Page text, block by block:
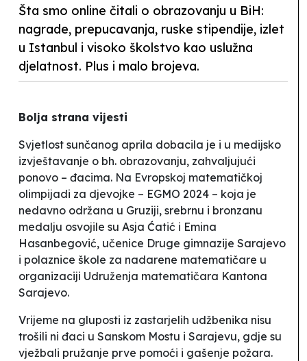
Šta smo online čitali o obrazovanju u BiH:
nagrade, prepucavanja, ruske stipendije, izlet
u Istanbul i visoko školstvo kao uslužna
djelatnost. Plus i malo brojeva.
Bolja strana vijesti
Svjetlost sunčanog aprila dobacila je i u medijsko
izvještavanje o bh. obrazovanju, zahvaljujući
ponovo – đacima. Na Evropskoj matematičkoj
olimpijadi za djevojke – EGMO 2024 – koja je
nedavno održana u Gruziji, srebrnu i bronzanu
medalju osvojile su Asja Ćatić i Emina
Hasanbegović, učenice Druge gimnazije Sarajevo
i polaznice škole za nadarene matematičare u
organizaciji Udruženja matematičara Kantona
Sarajevo.
Vrijeme na gluposti iz zastarjelih udžbenika nisu
trošili ni đaci u Sanskom Mostu i Sarajevu, gdje su
vježbali pružanje prve pomoći i gašenje požara.